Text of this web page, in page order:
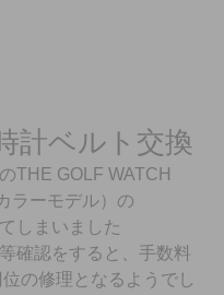
計ベルト交換
THE GOLF WATCH
ラーモデル）の
しまいました
確認をすると、手数料
の修理となるようでし